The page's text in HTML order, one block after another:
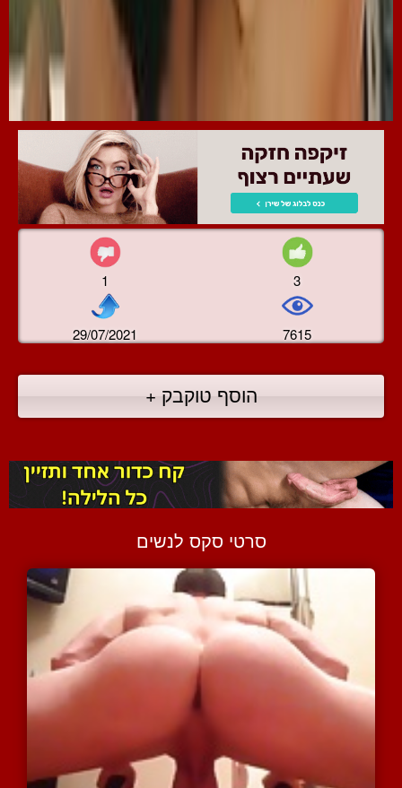
1 3
29/07/2021 7615
הוסף טוקבק +
סרטי סקס לנשים